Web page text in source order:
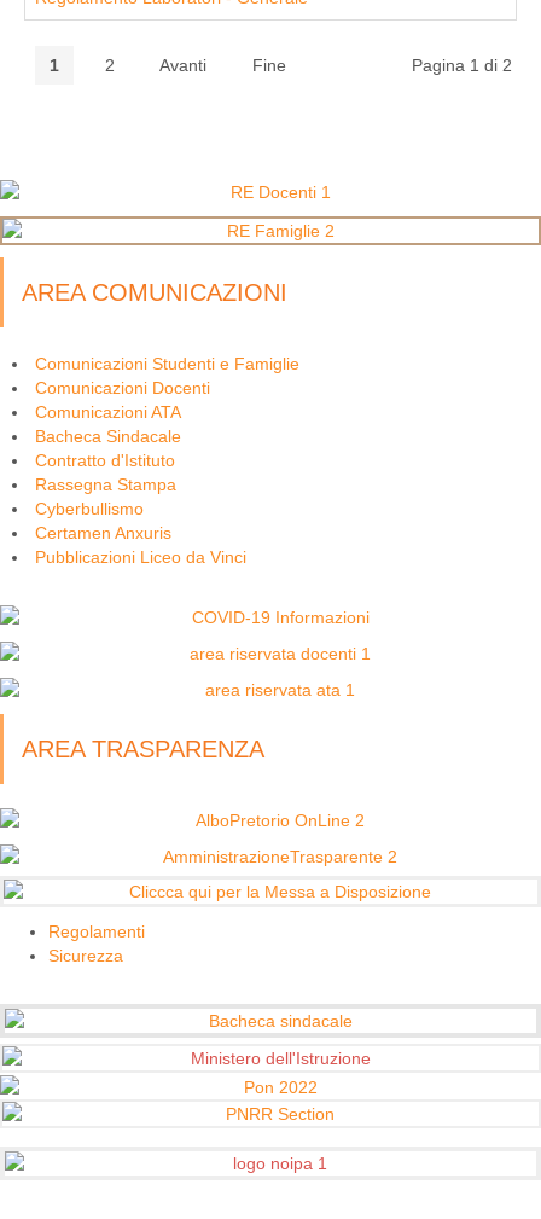
Pagina 1 di 2
1 2 Avanti Fine
AREA COMUNICAZIONI
Comunicazioni Studenti e Famiglie
Comunicazioni Docenti
Comunicazioni ATA
Bacheca Sindacale
Contratto d'Istituto
Rassegna Stampa
Cyberbullismo
Certamen Anxuris
Pubblicazioni Liceo da Vinci
AREA TRASPARENZA
Regolamenti
Sicurezza